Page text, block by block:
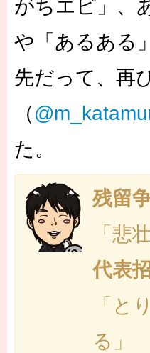
がちエピ」、
や「あるある
先だって、再
（
た。
残留
「悲
代表
「と
る」